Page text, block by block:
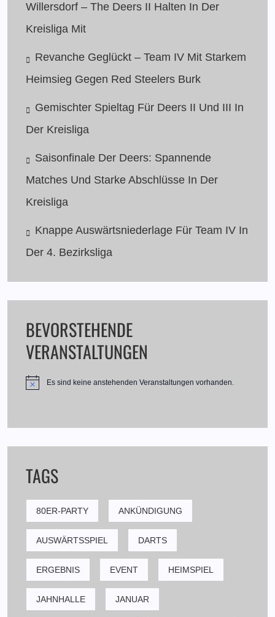
Willersdorf – The Deers II Halten In Der
Kreisliga Mit
Revanche Geglückt – Team IV Mit Starkem
Heimsieg Gegen Red Steelers Burk
Gemischter Spieltag Für Deers II Und III In
Der Kreisliga
Saisonfinale Der Deers: Spannende
Matches Und Starke Abschlüsse In Der
Kreisliga
Knappe Auswärtsniederlage Für Team IV In
Der 4. Bezirksliga
BEVORSTEHENDE
VERANSTALTUNGEN
Es sind keine anstehenden Veranstaltungen vorhanden.
TAGS
80ER-PARTY ANKÜNDIGUNG
AUSWÄRTSSPIEL DARTS
ERGEBNIS EVENT HEIMSPIEL
JAHNHALLE JANUAR